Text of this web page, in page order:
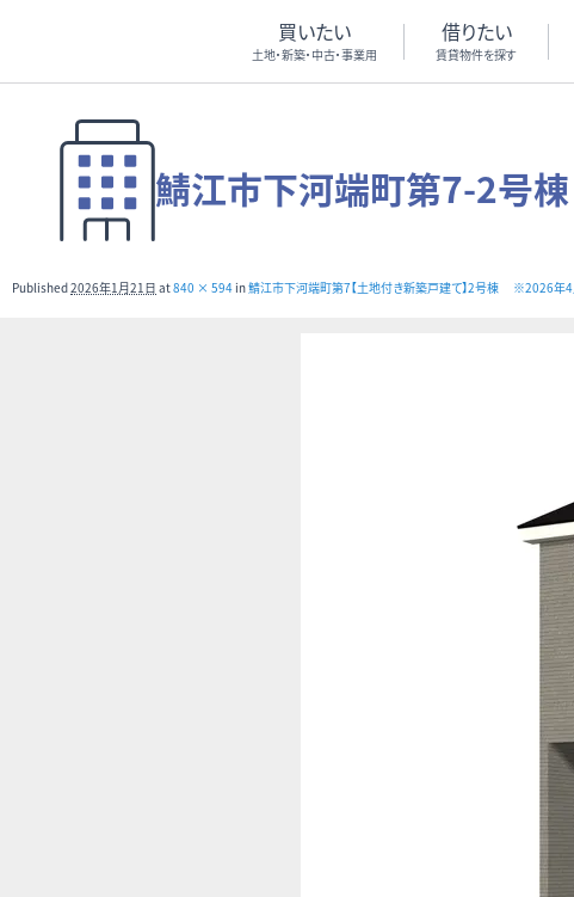
買いたい
土地・新築・中古・事業用
借りたい
賃貸物件を探す
鯖江市下河端町第7-2号
Published2026年1月21日 at840 × 594in鯖江市下河端町第7【土地付き新築戸建て】2号棟 ※2026年